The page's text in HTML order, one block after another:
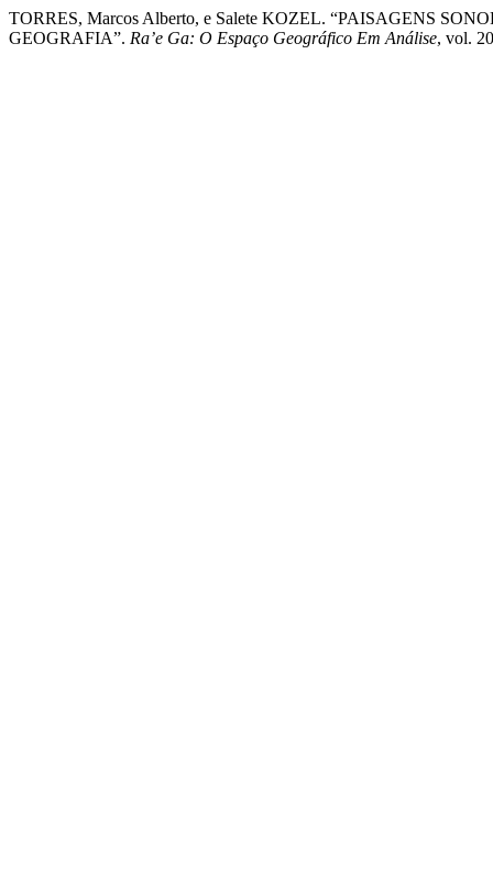
TORRES, Marcos Alberto, e Salete KOZEL. “PAISAGENS
GEOGRAFIA”. Ra’e Ga: O Espaço Geográfico Em Análise, vol.